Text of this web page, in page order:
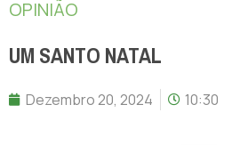
OPINIÃO
UM SANTO NATAL
Dezembro 20, 2024 10:30